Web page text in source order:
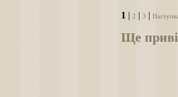
1 2 3
Ще